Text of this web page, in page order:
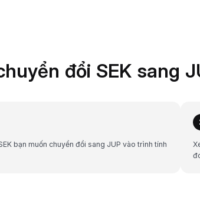
đổi SEK sang
bạn muốn chuyển đổi sang JUP vào trình tính